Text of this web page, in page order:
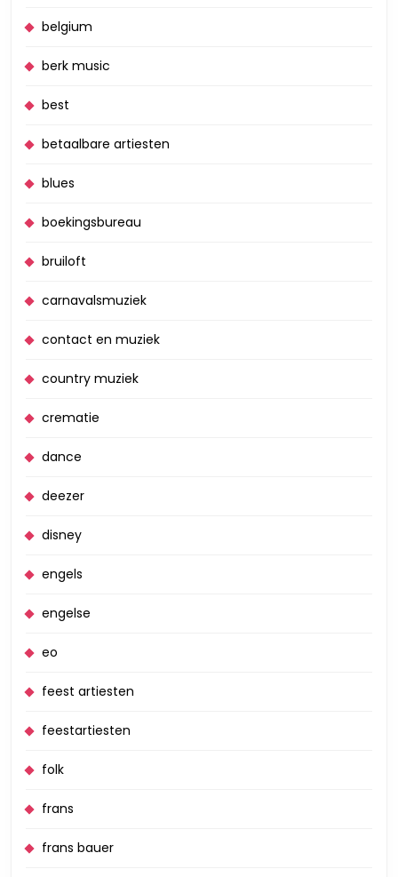
belgium
berk music
best
betaalbare artiesten
blues
boekingsbureau
bruiloft
carnavalsmuziek
contact en muziek
country muziek
crematie
dance
deezer
disney
engels
engelse
eo
feest artiesten
feestartiesten
folk
frans
frans bauer